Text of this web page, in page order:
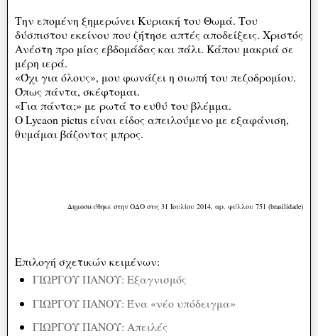
Την επομένη ξημερώνει Κυριακή του Θωμά. Του
δύσπιστου εκείνου που ζήτησε απτές αποδείξεις. Χριστός
Ανέστη προ μίας εβδομάδας και πάλι. Κάπου μακριά σε
μέρη ιερά.
«Όχι για όλους», μου φωνάζει η σιωπή του πεζοδρομίου.
Όπως πάντα, σκέφτομαι.
«Για πάντα;» με ρωτά το ευθύ του βλέμμα.
Ο Lycaon pictus είναι είδος απειλούμενο με εξαφάνιση,
θυμάμαι βάζοντας μπρος.
Δημοσιεύθηκε στην ΟΔΟ στις 31 Ιουλίου 2014, αρ. φύλλου 751 (brasilidade)
Επιλογή σχετικών κειμένων:
ΓΙΩΡΓΟΥ ΠΑΝΟΥ: Εξαγνισμός
ΓΙΩΡΓΟΥ ΠΑΝΟΥ: Ένα «νέο υπόδειγμα»
ΓΙΩΡΓΟΥ ΠΑΝΟΥ: Απειλές